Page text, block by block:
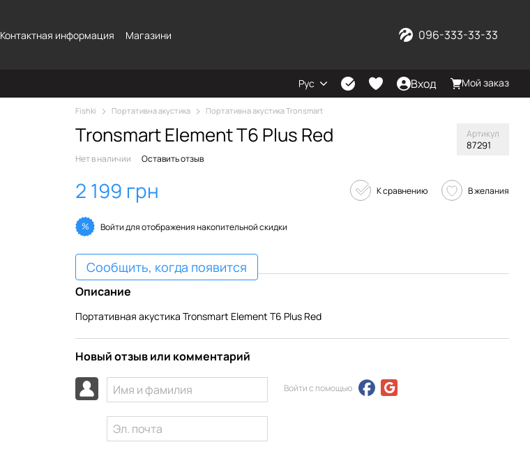
Контактная информация Магазини 096-333-33-33
Рус Вход Мой заказ
Fishki Портативна акустика Портативна акустика Tronsmart
Tronsmart Element T6 Plus Red Артикул
87291
Нет в наличии Оставить отзыв
2 199 грн К сравнению В желания
% Войтидля отображения накопительной скидки
Сообщить, когда появится
Описание
Портативная акустика Tronsmart Element T6 Plus Red
Новый отзыв или комментарий
Войти с помощью